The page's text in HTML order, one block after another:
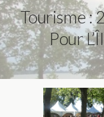
Tourisme :
Pour